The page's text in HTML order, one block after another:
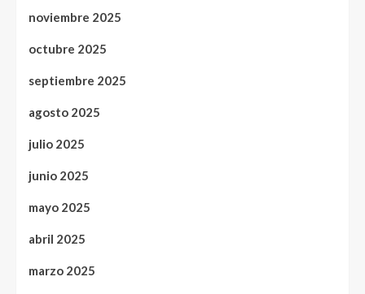
noviembre 2025
octubre 2025
septiembre 2025
agosto 2025
julio 2025
junio 2025
mayo 2025
abril 2025
marzo 2025